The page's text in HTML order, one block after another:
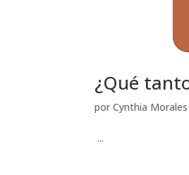
¿Qué
porCynthia Morales
...